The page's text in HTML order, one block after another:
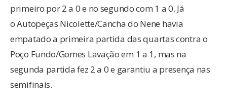
primeiro por 2 a 0 e no segundo com 1 a 0. Já
o Autopeças Nicolette/Cancha do Nene havia
empatado a primeira partida das quartas contra o
Poço Fundo/Gomes Lavação em 1 a 1, mas na
segunda partida fez 2 a 0 e garantiu a presença nas
semifinais.